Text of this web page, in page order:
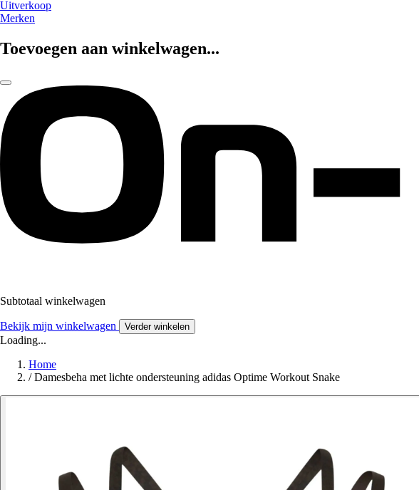
Uitverkoop
Merken
Toevoegen aan winkelwagen...
Subtotaal winkelwagen
Bekijk mijn winkelwagen Verder winkelen
Loading...
Home
/ Damesbeha met lichte ondersteuning adidas Optime Workout Snake